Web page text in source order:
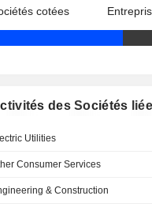
cotées
des Sociétés
Utilities
Consumer Services
& Construction